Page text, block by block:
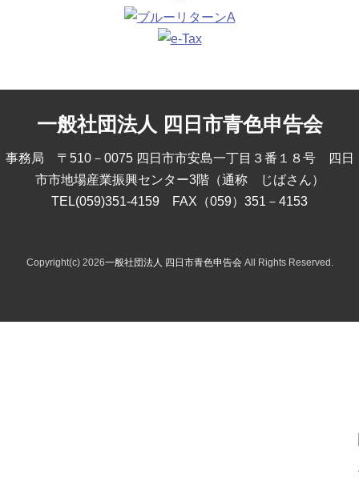
一般社団法人 四日市青色申告会
事務局 〒510－0075 四日市市安島一丁目３番１８号 四日
市市地場産業振興センター3階（通称 じばさん）
TEL(059)351-4159 FAX（059）351－4153
Copyright(c) 2026一般社団法人 四日市青色申告会All Rights Reserved.